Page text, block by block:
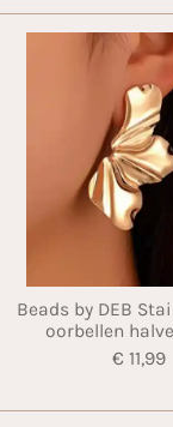
Beads by DEB
oorbellen
€ 11,99